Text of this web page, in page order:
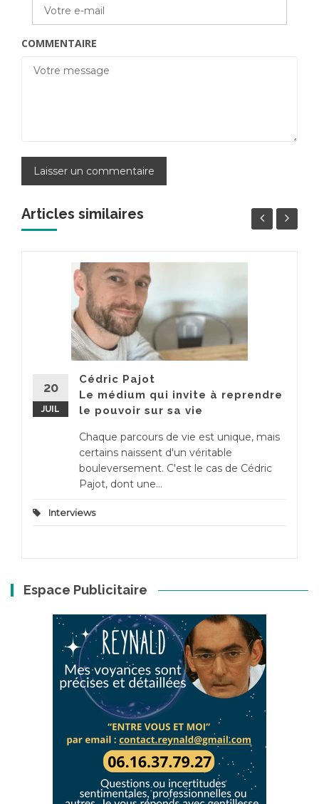
COMMENTAIRE
Articles similaires
20
JUIL
Cédric Pajot
Le médium qui invite à reprendre
le pouvoir sur sa vie
Chaque parcours de vie est unique, mais
certains naissent d'un véritable
bouleversement. C'est le cas de Cédric
Pajot, dont une...
Interviews
Espace Publicitaire